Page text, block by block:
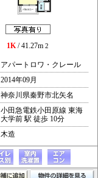
1K/ 41.27m 2
アパートロワ・クレール
2014年09月
神奈川県秦野市北矢名
小田急電鉄小田原線 東海
大学前 駅 徒歩 10分
木造